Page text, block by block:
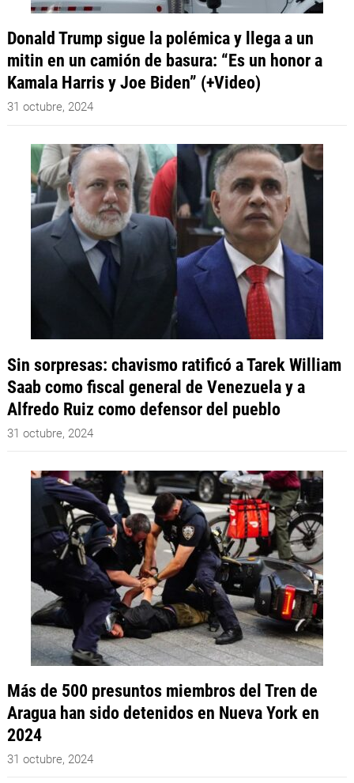
Donald Trump sigue la polémica y llega a un
mitin en un camión de basura: “Es un honor a
Kamala Harris y Joe Biden” (+Video)
31 octubre, 2024
Sin sorpresas: chavismo ratificó a Tarek William
Saab como fiscal general de Venezuela y a
Alfredo Ruiz como defensor del pueblo
31 octubre, 2024
Más de 500 presuntos miembros del Tren de
Aragua han sido detenidos en Nueva York en
2024
31 octubre, 2024